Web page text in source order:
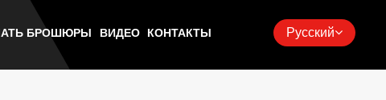
Русский
БРОШЮРЫ ВИДЕО КОНТАКТЫ